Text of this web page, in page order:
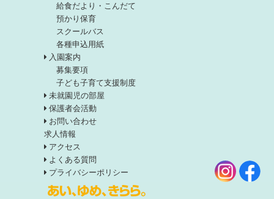
給食だより・こんだて
預かり保育
スクールバス
各種申込用紙
入園案内
募集要項
子ども子育て支援制度
未就園児の部屋
保護者会活動
お問い合わせ
求人情報
アクセス
よくある質問
プライバシーポリシー